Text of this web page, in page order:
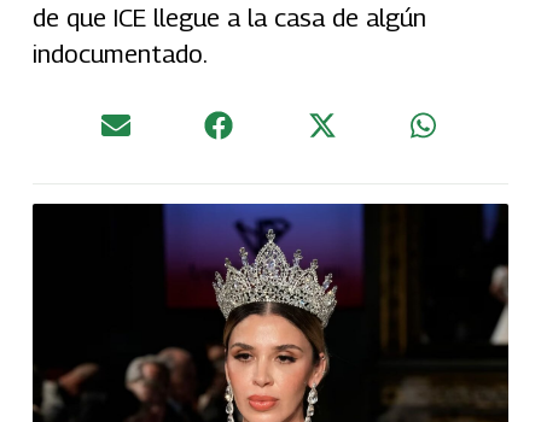
de que ICE llegue a la casa de algún
indocumentado.